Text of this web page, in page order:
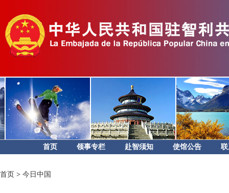
首页 领事专栏 赴智须知 使馆公告
首页 > 今日中国